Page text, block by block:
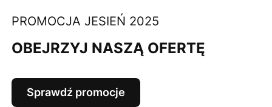
PROMOCJA JESIEŃ 2025
OBEJRZYJ NASZĄ OFERTĘ
Sprawdź promocje